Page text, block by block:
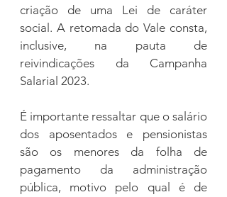
criação de uma Lei de caráter
social. A retomada do Vale consta,
inclusive, na pauta de
reivindicações da Campanha
Salarial 2023.
É importante ressaltar que o salário
dos aposentados e pensionistas
são os menores da folha de
pagamento da administração
pública, motivo pelo qual é de